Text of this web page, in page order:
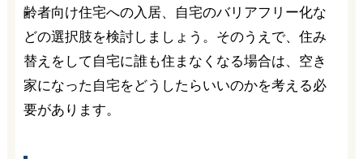
齢者向け住宅への入居、自宅のバリアフリー化な
どの選択肢を検討しましょう。そのうえで、住み
替えをして自宅に誰も住まなくなる場合は、空き
家になった自宅をどうしたらいいのかを考える必
要があります。